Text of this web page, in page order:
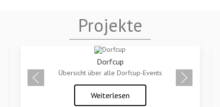
Projekte
Dorfcup
Übersicht über alle Dorfcup-Events
Weiterlesen